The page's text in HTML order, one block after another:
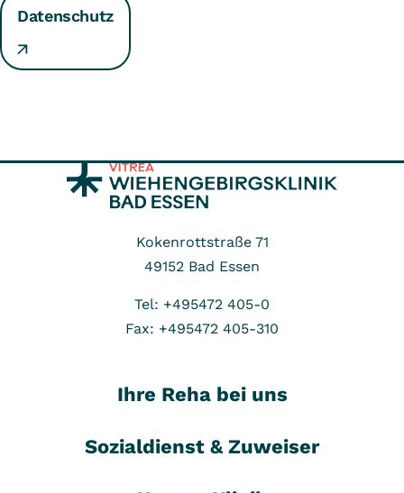
Datenschutz
Kokenrottstraße 71
49152 Bad Essen
Tel: +495472 405-0
Fax: +495472 405-310
Ihre Reha bei uns
Sozialdienst & Zuweiser